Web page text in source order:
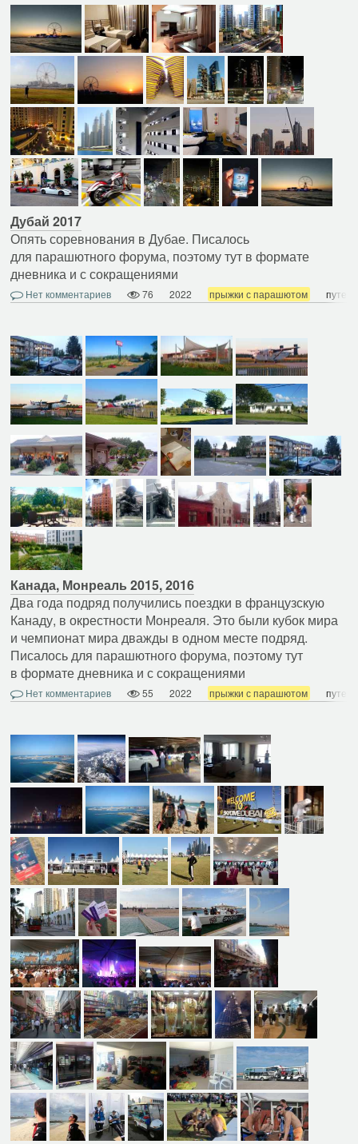
Дубай 2017
Опять соревнования в Дубае. Писалось
для парашютного форума, поэтому тут в формате
дневника и с сокращениями
Нет комментариев 76 2022 прыжки с парашютом
Канада, Монреаль 2015, 2016
Два года подряд получились поездки в французскую
Канаду, в окрестности Монреаля. Это были кубок мира
и чемпионат мира дважды в одном месте подряд.
Писалось для парашютного форума, поэтому тут
в формате дневника и с сокращениями
Нет комментариев 55 2022 прыжки с парашютом